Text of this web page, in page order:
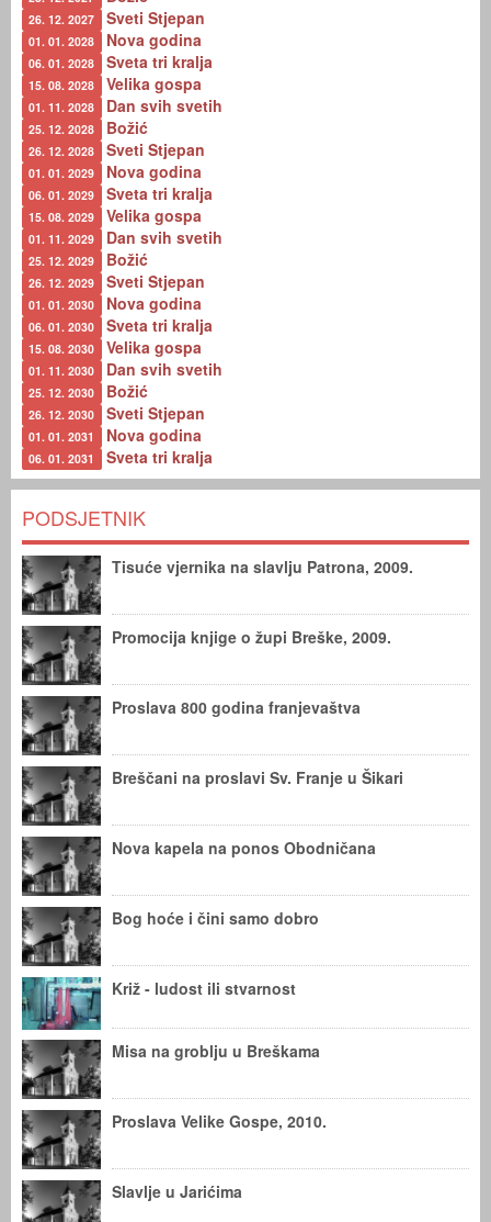
26. 12. 2027 Sveti Stjepan
01. 01. 2028 Nova godina
06. 01. 2028 Sveta tri kralja
15. 08. 2028 Velika gospa
01. 11. 2028 Dan svih svetih
25. 12. 2028 Božić
26. 12. 2028 Sveti Stjepan
01. 01. 2029 Nova godina
06. 01. 2029 Sveta tri kralja
15. 08. 2029 Velika gospa
01. 11. 2029 Dan svih svetih
25. 12. 2029 Božić
26. 12. 2029 Sveti Stjepan
01. 01. 2030 Nova godina
06. 01. 2030 Sveta tri kralja
15. 08. 2030 Velika gospa
01. 11. 2030 Dan svih svetih
25. 12. 2030 Božić
26. 12. 2030 Sveti Stjepan
01. 01. 2031 Nova godina
06. 01. 2031 Sveta tri kralja
PODSJETNIK
Tisuće vjernika na slavlju Patrona, 2009.
Promocija knjige o župi Breške, 2009.
Proslava 800 godina franjevaštva
Breščani na proslavi Sv. Franje u Šikari
Nova kapela na ponos Obodničana
Bog hoće i čini samo dobro
Križ - ludost ili stvarnost
Misa na groblju u Breškama
Proslava Velike Gospe, 2010.
Slavlje u Jarićima